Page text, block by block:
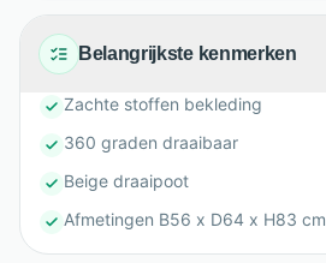
Belangrijkste kenmerken
Zachte stoffen bekleding
360 graden draaibaar
Beige draaipoot
Afmetingen B56 x D64 x H83 cm